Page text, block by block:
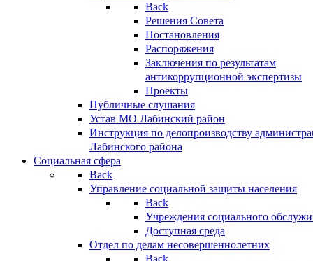
Back
Решения Совета
Постановления
Распоряжения
Заключения по результатам
антикоррупционной экспертизы
Проекты
Публичные слушания
Устав МО Лабинский район
Инструкция по делопроизводству
Лабинского района
Социальная сфера
Back
Управление социальной защиты населения
Back
Учреждения социального
Доступная среда
Отдел по делам несовершеннолетних
Back